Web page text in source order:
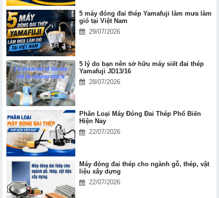
5 máy đóng đai thép Yamafuji làm mưa làm
gió tại Việt Nam
29/07/2026
5 lý do bạn nên sở hữu máy siết đai thép
Yamafuji JD13/16
28/07/2026
Phân Loại Máy Đóng Đai Thép Phổ Biến
Hiện Nay
22/07/2026
Máy đóng đai thép cho ngành gỗ, thép, vật
liệu xây dựng
22/07/2026